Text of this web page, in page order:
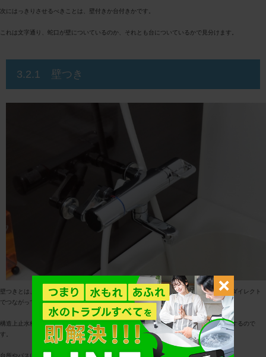
次にはっきりさせるべきことは、壁付きか台付きかです。
これは文字通り、蛇口が壁についているのか、それとも台についているかで見分けます。
3.2.1 壁つき
壁つきとは、文字通り壁に直接くっついているもの。蛇口の根元が壁の中にある配管とダイレクト
でつながっています。
構造上止水栓が存在せず、蛇口の取替時、家全体の元栓で水をストップし、工程に着手するので
す。
台所やバスにてよく採用されています。